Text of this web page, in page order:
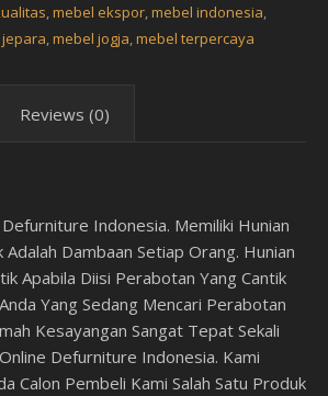
mebel ekspor mebel indonesia
mebel jogja mebel terpercaya
Reviews (0)
Indonesia. Memiliki Hunian
Adalah Dambaan Setiap Orang. Hunian
Apabila Diisi Perabotan Yang Cantik
Yang Sedang Mencari Perabotan
Kesayangan Sangat Tepat Sekali
Defurniture Indonesia. Kami
Calon Pembeli Kami Salah Satu Produk